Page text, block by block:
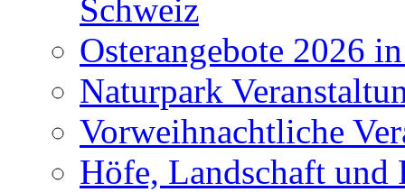
Schweiz
Osterangebote 2026
Naturpark
Vorweihnachtliche
Höfe, Landschaft und